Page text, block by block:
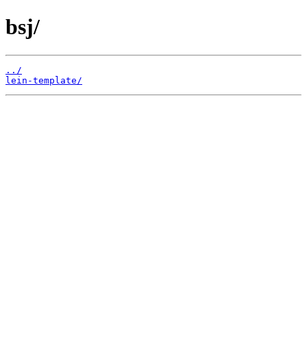
bsj/
../
lein-template/